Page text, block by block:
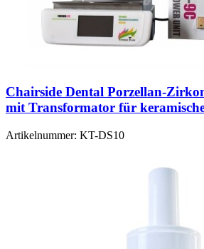
Chairside Dental Porzellan-
mit Transformator für
Artikelnummer: KT-DS10